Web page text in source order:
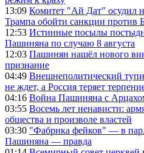
13:09 Комитет "Ай Дат" осудил
Трампа обойти санкции против
12:53 Истинные посылы
Пашиняна по случаю 8 августа
12:03 Пашинян нашёл нового
признание
04:49 Внешнеполитический
не ждет, а Россия теряет
04:16 Война Пашиняна с
03:55 Восемь лет ненависти:
общества и произволе властей
03:30 "Фабрика фейков" — в
Пашиняна — правда